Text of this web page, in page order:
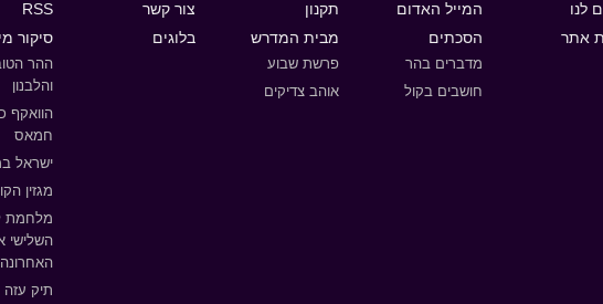
לנו המייל האדום תקנון צור קשר
RSS
אתר הסכתים
מדברים בהר
חושבים בקול
מבית המדרש
פרשת שבוע
אוהב צדיקים
בלוגים סיקור
ההר
והלבנון
הוואקף
חמאס
ישראל
מגזין
מלחמת
השלישי
תיק עזה